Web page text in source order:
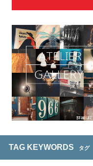
TAG KEYWORDS タグ